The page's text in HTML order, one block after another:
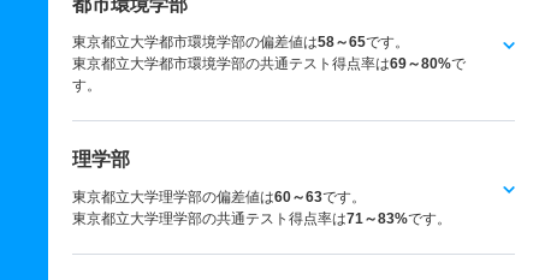
都市環境学部
東京都立大学都市環境学部の偏差値は58～65です。
東京都立大学都市環境学部の共通テスト得点率は69～80%で
す。
理学部
東京都立大学理学部の偏差値は60～63です。
東京都立大学理学部の共通テスト得点率は71～83%です。